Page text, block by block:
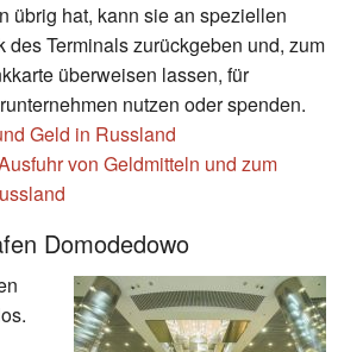
übrig hat, kann sie an speziellen
des Terminals zurückgeben und, zum
überweisen lassen, für
nutzen oder spenden.
Geld in Russland
von Geldmitteln und zum
Domodedowo